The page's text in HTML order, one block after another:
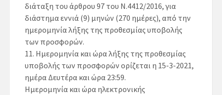
διάταξη του άρθρου 97 του Ν.4412/2016, για
διάστημαεννιά (9) μηνών (270 ημέρες), από την
ημερομηνία λήξης της προθεσμίας υποβολής
των προσφορών.
11. Ημερομηνία και ώρα λήξης της προθεσμίας
υποβολής των προσφορών ορίζεται η 15-3-2021,
ημέρα Δευτέρα και ώρα 23:59.
Ημερομηνία και ώρα ηλεκτρονικής